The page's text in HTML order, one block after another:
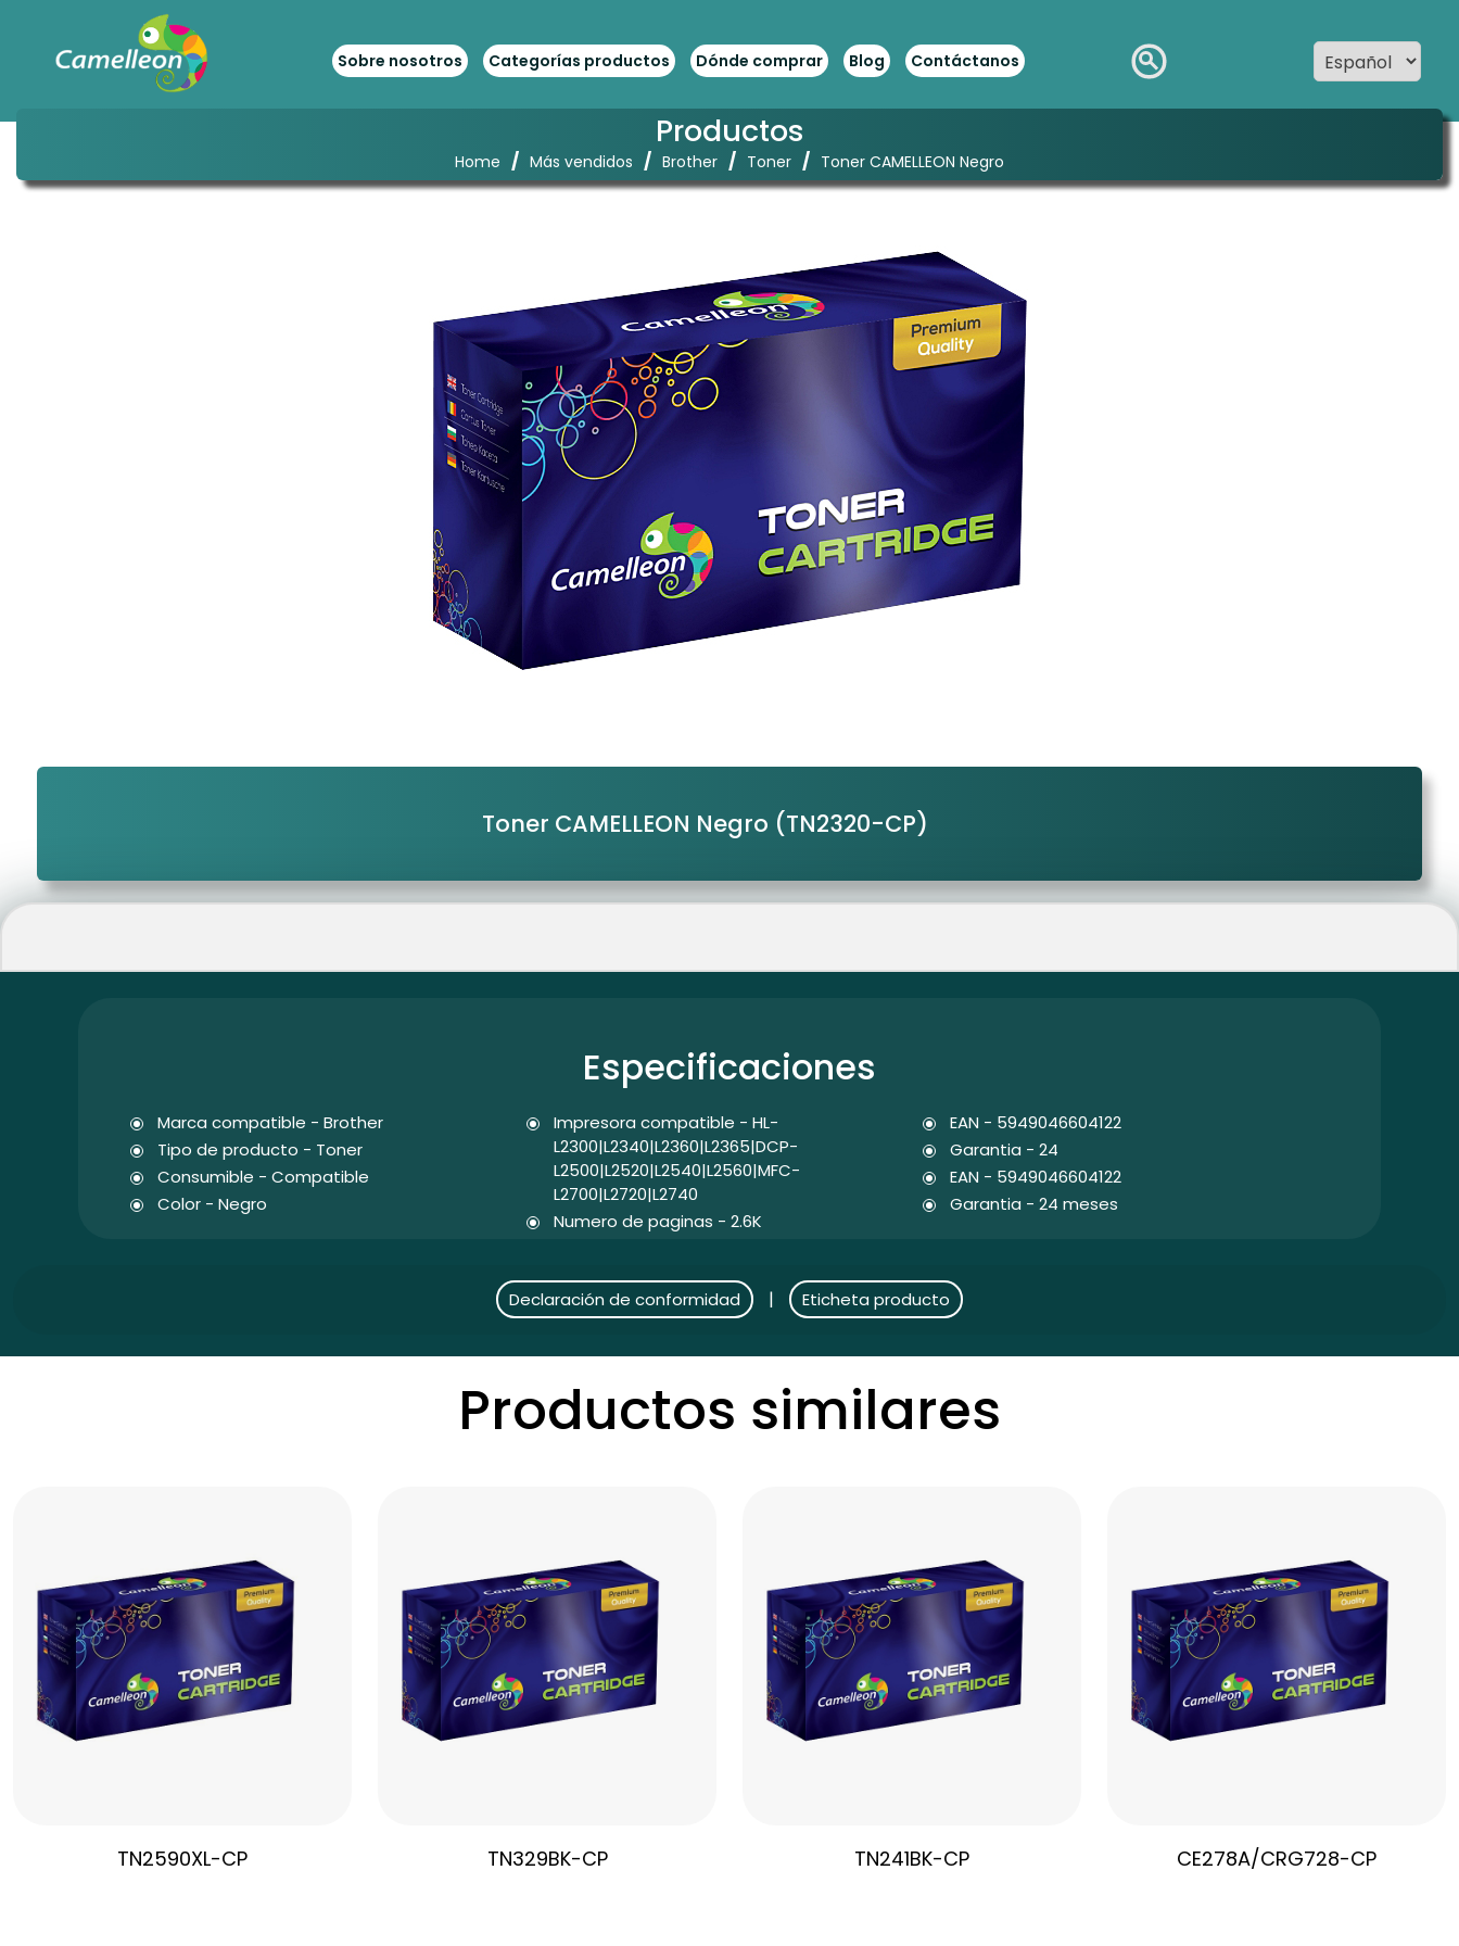
Sobre nosotros Categorías productos Dónde comprar Blog Contáctanos
Productos
Home / Más vendidos / Brother / Toner / Toner CAMELLEON Negro
Toner CAMELLEON Negro (TN2320-CP)
Especificaciones
Marca compatible - Brother
Tipo de producto - Toner
Consumible - Compatible
Color - Negro
Impresora compatible - HL-
L2300|L2340|L2360|L2365|DCP-
L2500|L2520|L2540|L2560|MFC-
L2700|L2720|L2740
Numero de paginas - 2.6K
EAN - 5949046604122
Garantia - 24
EAN - 5949046604122
Garantia - 24 meses
Declaración de conformidad | Eticheta producto
Productos similares
TN2590XL-CP TN329BK-CP TN241BK-CP CE278A/CRG728-CP